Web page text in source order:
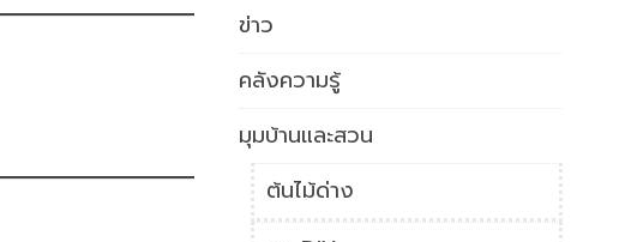
ข่าว
คลังความรู้
มุมบ้านและสวน
ต้นไม้ด่าง